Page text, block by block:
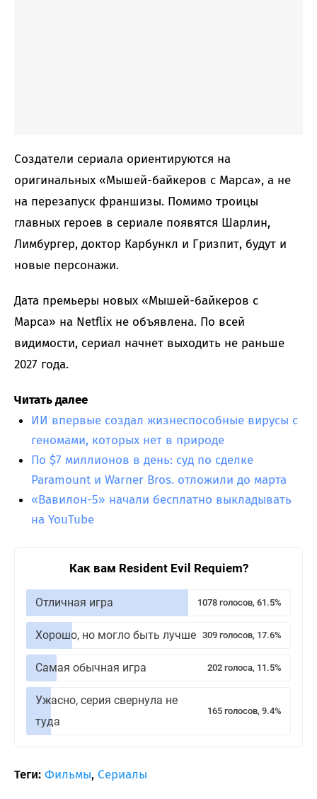
Создатели сериала ориентируются на
оригинальных «Мышей-байкеров с Марса», а не
на перезапуск франшизы. Помимо троицы
главных героев в сериале появятся Шарлин,
Лимбургер, доктор Карбункл и Гризпит, будут и
новые персонажи.
Дата премьеры новых «Мышей-байкеров с
Марса» на Netflix не объявлена. По всей
видимости, сериал начнет выходить не раньше
2027 года.
Читать далее
ИИ впервые создал жизнеспособные вирусы с
геномами, которых нет в природе
По $7 миллионов в день: суд по сделке
Paramount и Warner Bros. отложили до марта
«Вавилон-5» начали бесплатно выкладывать
на YouTube
Как вам Resident Evil Requiem?
Отличная игра 1078 голосов, 61.5%
Хорошо, но могло быть лучше 309 голосов, 17.6%
Самая обычная игра 202 голоса, 11.5%
Ужасно, серия свернула не
туда
165 голосов, 9.4%
Теги: Фильмы, Сериалы